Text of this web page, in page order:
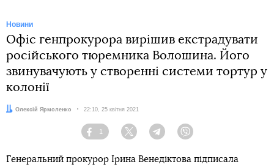
Новини
Офіс генпрокурора вирішив екстрадувати
російського тюремника Волошина. Його
звинувачують у створенні системи тортур у
колонії
Автор:
Олексій Ярмоленко Дата:
22:10, 25 квітня 2021
Facebook
1
Twitter TelegramViber
Генеральний прокурор Ірина Венедіктова підписала